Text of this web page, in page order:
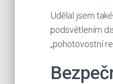
Udělal jsem
podsvětlením
„pohotovostní